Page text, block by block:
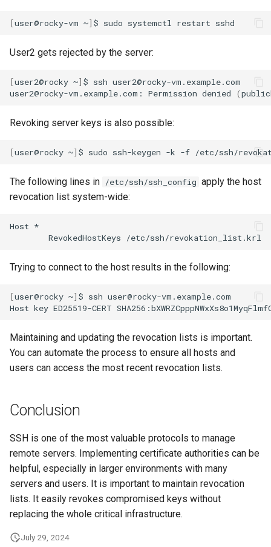
[user@rocky-vm ~] $ sudo systemctl restart
User2 gets rejected by the server:
[user2@rocky ~] $ ssh user2@rocky-vm.example.com
user2@rocky-vm.example.com:
Permission denied (
Revoking server keys is also possible:
[user@rocky ~] $ sudo ssh-keygen -k -f /etc/ssh/
The following lines in /etc/ssh/ssh_config apply the host
revocation list system-wide:
Host
RevokedHostKeys
Trying to connect to the host results in the following:
[user@rocky ~] $ ssh user@rocky-vm.example.com
Host key ED25519-CERT
Maintaining and updating the revocation lists is important.
You can automate the process to ensure all hosts and
users can access the most recent revocation lists.
Conclusion
SSH is one of the most valuable protocols to manage
remote servers. Implementing certificate authorities can be
helpful, especially in larger environments with many
servers and users. It is important to maintain revocation
lists. It easily revokes compromised keys without
replacing the whole critical infrastructure.
July 29, 2024